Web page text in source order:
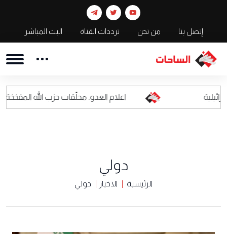
إتصل بنا من نحن ترددات القناة البث المباشر
اعلام العدو: محلّقات حزب الله المفخخة أصبحت كابوسا
دولي
الرئيسية الاخبار دولي